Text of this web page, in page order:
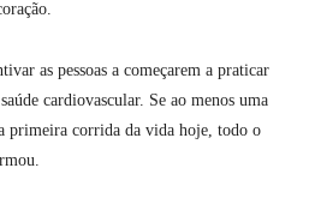
as pessoas a começarem a praticar
cardiovascular. Se ao menos uma
primeira corrida da vida hoje, todo o